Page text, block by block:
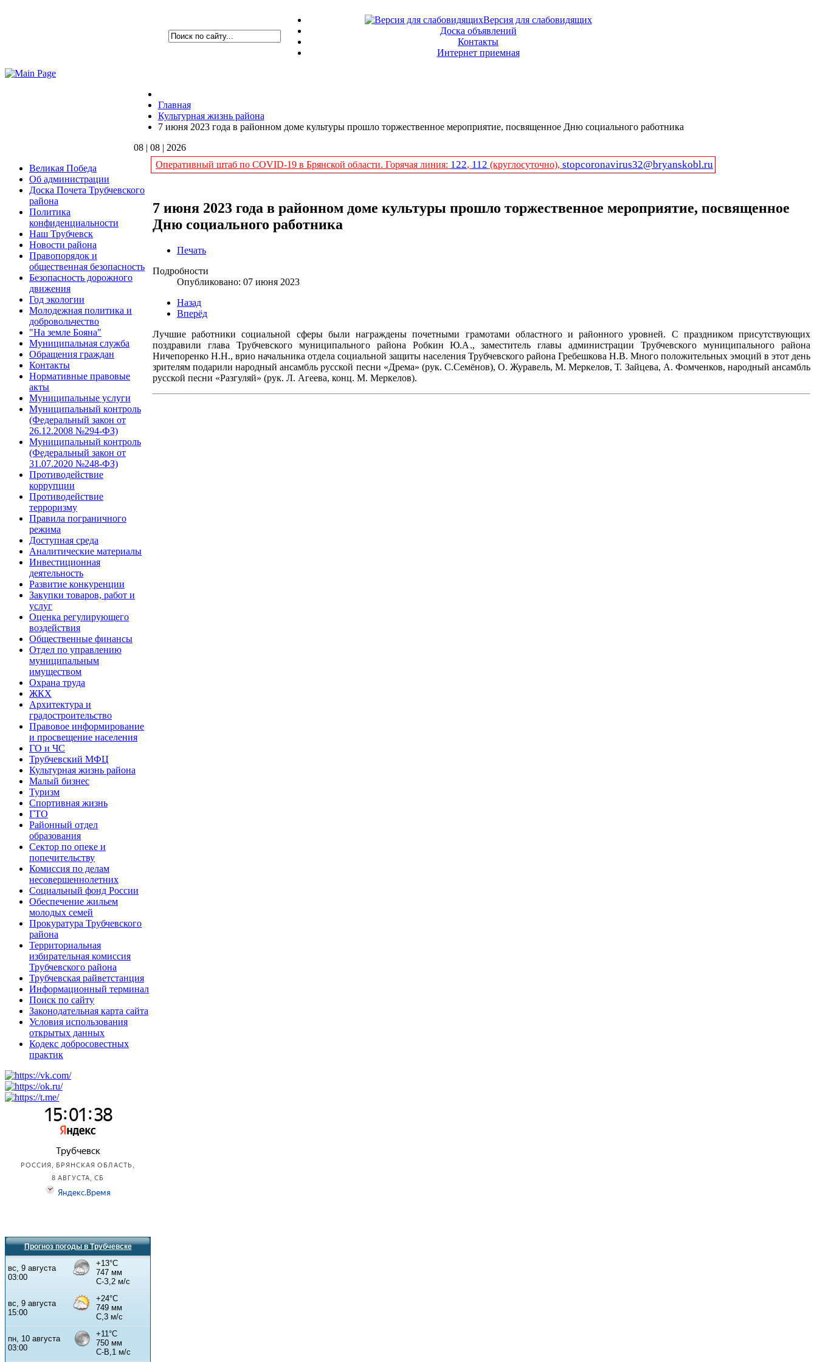
Версия для слабовидящих
Доска объявлений
Контакты
Интернет приемная
Главная
Культурная жизнь района
7 июня 2023 года в районном доме культуры прошло торжественное мероприятие, посвященное Дню социального работника
08 | 08 | 2026
Великая Победа
Об администрации
Доска Почета Трубчевского
района
Политика
конфиденциальности
Наш Трубчевск
Новости района
Правопорядок и
общественная безопасность
Безопасность дорожного
движения
Год экологии
Молодежная политика и
добровольчество
"На земле Бояна"
Муниципальная служба
Обращения граждан
Контакты
Нормативные правовые
акты
Муниципальные услуги
Муниципальный контроль
(Федеральный закон от
26.12.2008 №294-ФЗ)
Муниципальный контроль
(Федеральный закон от
31.07.2020 №248-ФЗ)
Противодействие
коррупции
Противодействие
терроризму
Правила пограничного
режима
Доступная среда
Аналитические материалы
Инвестиционная
деятельность
Развитие конкуренции
Закупки товаров, работ и
услуг
Оценка регулирующего
воздействия
Общественные финансы
Отдел по управлению
муниципальным
имуществом
Охрана труда
ЖКХ
Архитектура и
градостроительство
Правовое информирование
и просвещение населения
ГО и ЧС
Трубчевский МФЦ
Культурная жизнь района
Малый бизнес
Туризм
Спортивная жизнь
ГТО
Районный отдел
образования
Сектор по опеке и
попечительству
Комиссия по делам
несовершеннолетних
Социальный фонд России
Обеспечение жильем
молодых семей
Прокуратура Трубчевского
района
Территориальная
избирательная комиссия
Трубчевского района
Трубчевская райветстанция
Информационный терминал
Поиск по сайту
Законодательная карта сайта
Условия использования
открытых данных
Кодекс добросовестных
практик
Прогноз погоды в Трубчевске
Оперативный штаб по COVID-19 в Брянской области. Горячая линия: 122, 112 (круглосуточно), stopcoronavirus32@bryanskobl.ru
7 июня 2023 года в районном доме культуры прошло торжественное мероприятие, посвященное
Дню социального работника
Печать
Подробности
Опубликовано: 07 июня 2023
Назад
Вперёд
Лучшие работники социальной сферы были награждены почетными грамотами областного и районного уровней. С праздником присутствующих
поздравили глава Трубчевского муниципального района Робкин Ю.А., заместитель главы администрации Трубчевского муниципального района
Ничепоренко Н.Н., врио начальника отдела социальной защиты населения Трубчевского района Гребешкова Н.В. Много положительных эмоций в этот день
зрителям подарили народный ансамбль русской песни «Дрема» (рук. С.Семёнов), О. Журавель, М. Меркелов, Т. Зайцева, А. Фомченков, народный ансамбль
русской песни «Разгуляй» (рук. Л. Агеева, конц. М. Меркелов).